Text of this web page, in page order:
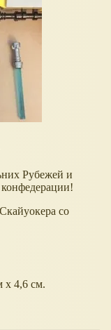
Рубежей и
со
х 4,6 см.